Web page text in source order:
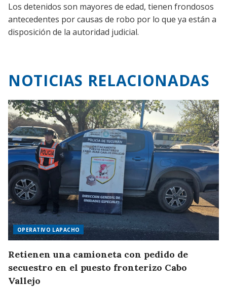
Los detenidos son mayores de edad, tienen frondosos
antecedentes por causas de robo por lo que ya están a
disposición de la autoridad judicial.
NOTICIAS RELACIONADAS
OPERATIVO LAPACHO
Retienen una camioneta con pedido de
secuestro en el puesto fronterizo Cabo
Vallejo